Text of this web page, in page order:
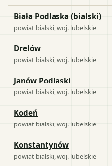
Biała Podlaska (bialski)
powiat bialski , woj. lubelskie
Drelów
powiat bialski , woj. lubelskie
Janów Podlaski
powiat bialski , woj. lubelskie
Kodeń
powiat bialski , woj. lubelskie
Konstantynów
powiat bialski , woj. lubelskie